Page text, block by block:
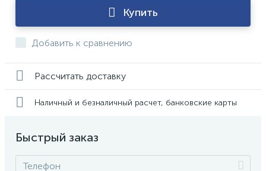
Купить
Добавить к сравнению
Рассчитать доставку
Наличный и безналичный расчет, банковские карты
Быстрый заказ